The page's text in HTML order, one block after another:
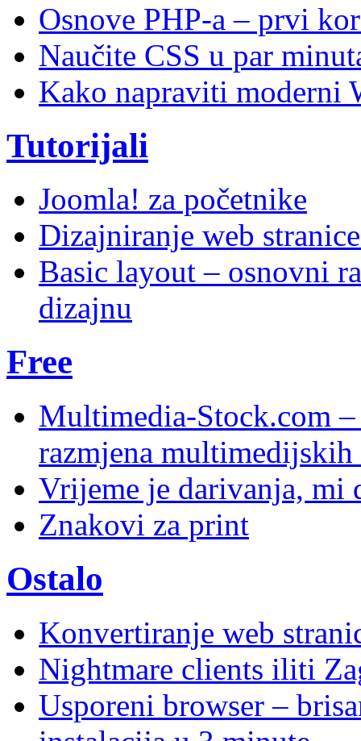
Osnove PHP-a – prvi
Naučite CSS u par
Kako napraviti moderni
Tutorijali
Joomla! za početnike
Dizajniranje web
Basic layout – osnovni
dizajnu
Free
Multimedia-Stock.com –
razmjena multimedijskih
Vrijeme je darivanja, mi
Znakovi za print
Ostalo
Konvertiranje web
Nightmare clients iliti
Usporeni browser –